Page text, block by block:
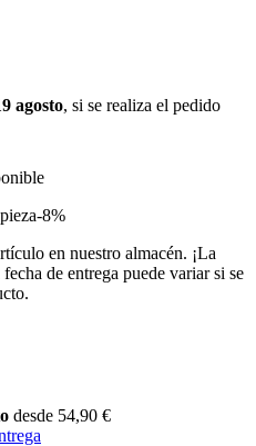
agosto, si se realiza el pedido
-8%
en nuestro almacén. ¡La
de entrega puede variar si se
desde 54,90 €